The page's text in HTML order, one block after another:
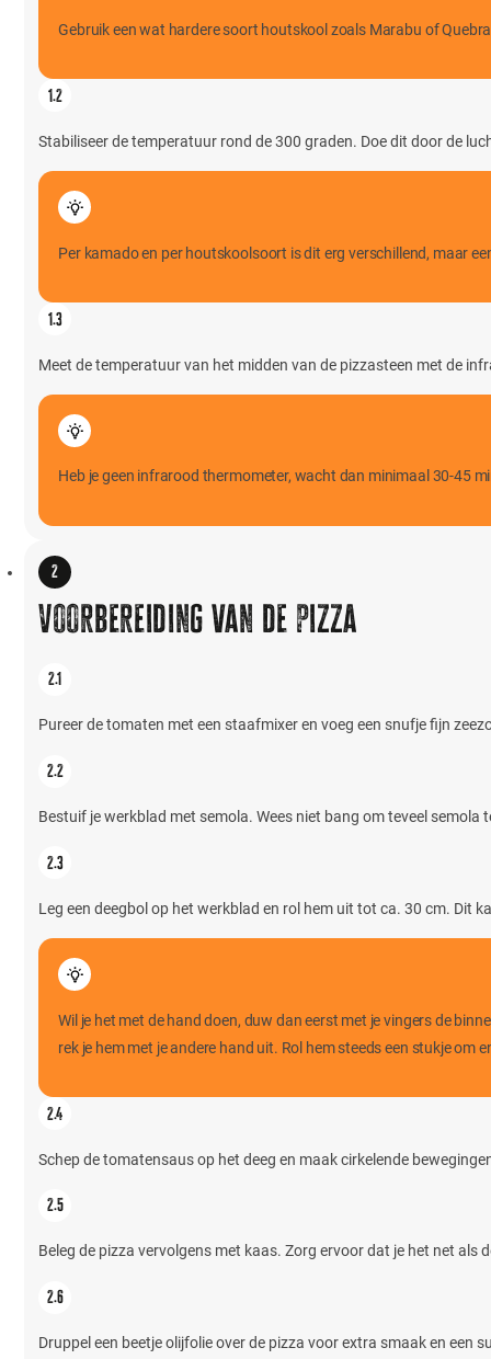
Gebruik een wat hardere soort houtskool zoals Marabu of
Stabiliseer de temperatuur rond de 300 graden. Doe dit door de
Per kamado en per houtskoolsoort is dit erg verschillend, maar
Meet de temperatuur van het midden van de pizzasteen met de
Heb je geen infrarood thermometer, wacht dan minimaal 30-45
Voorbereiding van de pizza
Pureer de tomaten met een staafmixer en voeg een snufje fijn
Bestuif je werkblad met semola. Wees niet bang om teveel semola
Leg een deegbol op het werkblad en rol hem uit tot ca. 30 cm. Dit
Wil je het met de hand doen, duw dan eerst met je vingers de
rek je hem met je andere hand uit. Rol hem steeds een stukje om
Schep de tomatensaus op het deeg en maak cirkelende
Beleg de pizza vervolgens met kaas. Zorg ervoor dat je het net als
Druppel een beetje olijfolie over de pizza voor extra smaak en